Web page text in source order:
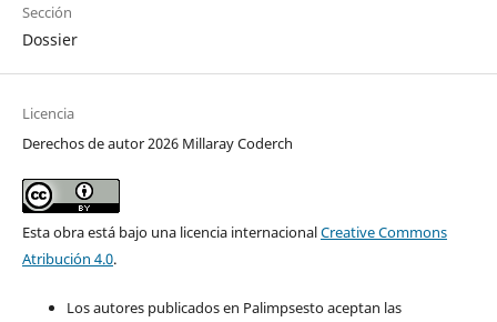
Sección
Dossier
Licencia
Derechos de autor 2026 Millaray Coderch
Esta obra está bajo una licencia internacionalCreative Commons
Atribución 4.0.
Los autores publicados en Palimpsesto aceptan las